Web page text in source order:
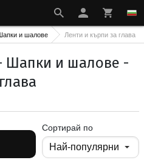
и шалове Ленти и кърпи за глава
Шапки и шалове -
Сортирай по